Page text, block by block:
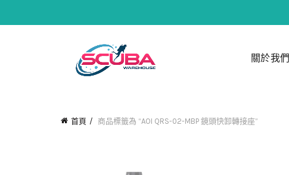
關於我們
首頁 商品標籤為 “AOI QRS-02-MBP 鏡頭快卸轉接座”